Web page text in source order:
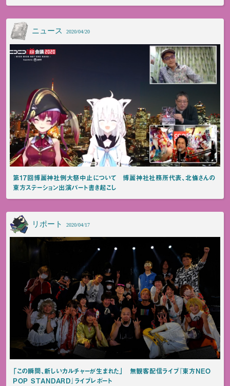
ニュース 2020/04/20
第17回博麗神社例大祭中止について 博麗神社社務所代表、北條さんの
東方ステーション出演パート書き起こし
リポート 2020/04/17
「この瞬間、新しいカルチャーが生まれた」 無観客配信ライブ『東方NEO
POP STANDARD』ライブレポート